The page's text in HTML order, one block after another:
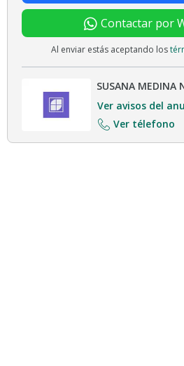
Contactar por
Al enviar estás aceptando los
Ver avisos del
Ver télefono